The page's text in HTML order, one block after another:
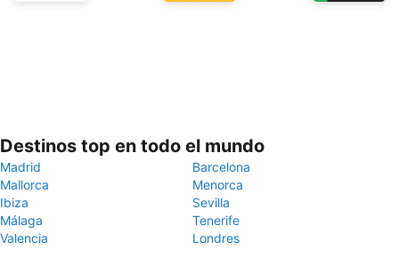
Destinos top en todo el mundo
Madrid
Barcelona
Mallorca
Menorca
Ibiza
Sevilla
Málaga
Tenerife
Valencia
Londres